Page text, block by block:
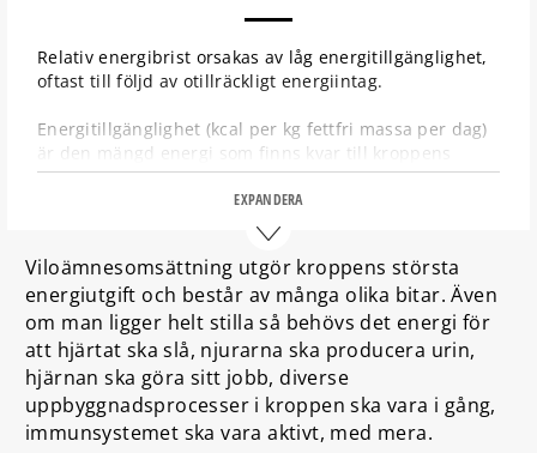
Relativ energibrist orsakas av låg energitillgänglighet,
oftast till följd av otillräckligt energiintag.
Energitillgänglighet (kcal per kg fettfri massa per dag)
är den mängd energi som finns kvar till kroppens
grundläggande fysiologiska processer när den mängd
energi som använts under träning dras bort från
Låg energitillgänglighet medför ett katabolt
(nedbrytande) tillstånd, där kroppen kompenserar det
otillräckliga energiintaget genom att bryta ner muskel-
och fettväv för att tillgodose substrat till träning och
fysiologiska processer.
Vid låg energitillgänglighet under en längre period
regleras viloämnesomsättningen och grundläggande
EXPANDERA
Viloämnesomsättning utgör kroppens största
energiutgift och består av många olika bitar. Även
om man ligger helt stilla så behövs det energi för
att hjärtat ska slå, njurarna ska producera urin,
hjärnan ska göra sitt jobb, diverse
uppbyggnadsprocesser i kroppen ska vara i gång,
immunsystemet ska vara aktivt, med mera.